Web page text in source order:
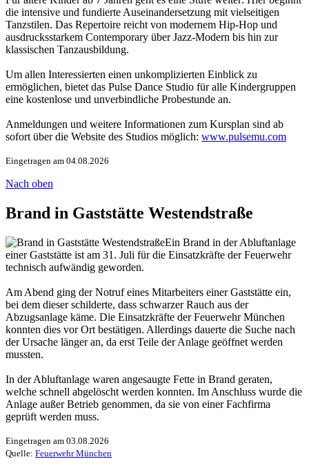
die intensive und fundierte Auseinandersetzung mit vielseitigen
Tanzstilen. Das Repertoire reicht von modernem Hip-Hop und
ausdrucksstarkem Contemporary über Jazz-Modern bis hin zur
klassischen Tanzausbildung.
Um allen Interessierten einen unkomplizierten Einblick zu
ermöglichen, bietet das Pulse Dance Studio für alle Kindergruppen
eine kostenlose und unverbindliche Probestunde an.
Anmeldungen und weitere Informationen zum Kursplan sind ab
sofort über die Website des Studios möglich: www.pulsemu.com
Eingetragen am 04.08.2026
Nach oben
Brand in Gaststätte Westendstraße
Ein Brand in der Abluftanlage
einer Gaststätte ist am 31. Juli für die Einsatzkräfte der Feuerwehr
technisch aufwändig geworden.
Am Abend ging der Notruf eines Mitarbeiters einer Gaststätte ein,
bei dem dieser schilderte, dass schwarzer Rauch aus der
Abzugsanlage käme. Die Einsatzkräfte der Feuerwehr München
konnten dies vor Ort bestätigen. Allerdings dauerte die Suche nach
der Ursache länger an, da erst Teile der Anlage geöffnet werden
mussten.
In der Abluftanlage waren angesaugte Fette in Brand geraten,
welche schnell abgelöscht werden konnten. Im Anschluss wurde die
Anlage außer Betrieb genommen, da sie von einer Fachfirma
geprüft werden muss.
Eingetragen am 03.08.2026
Quelle: Feuerwehr München